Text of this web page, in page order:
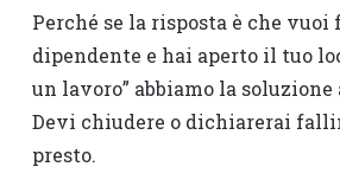
Perché se la risposta è che vuoi
dipendente e hai aperto il tuo
un lavoro” abbiamo la soluzione
Devi chiudere o dichiarerai
presto.